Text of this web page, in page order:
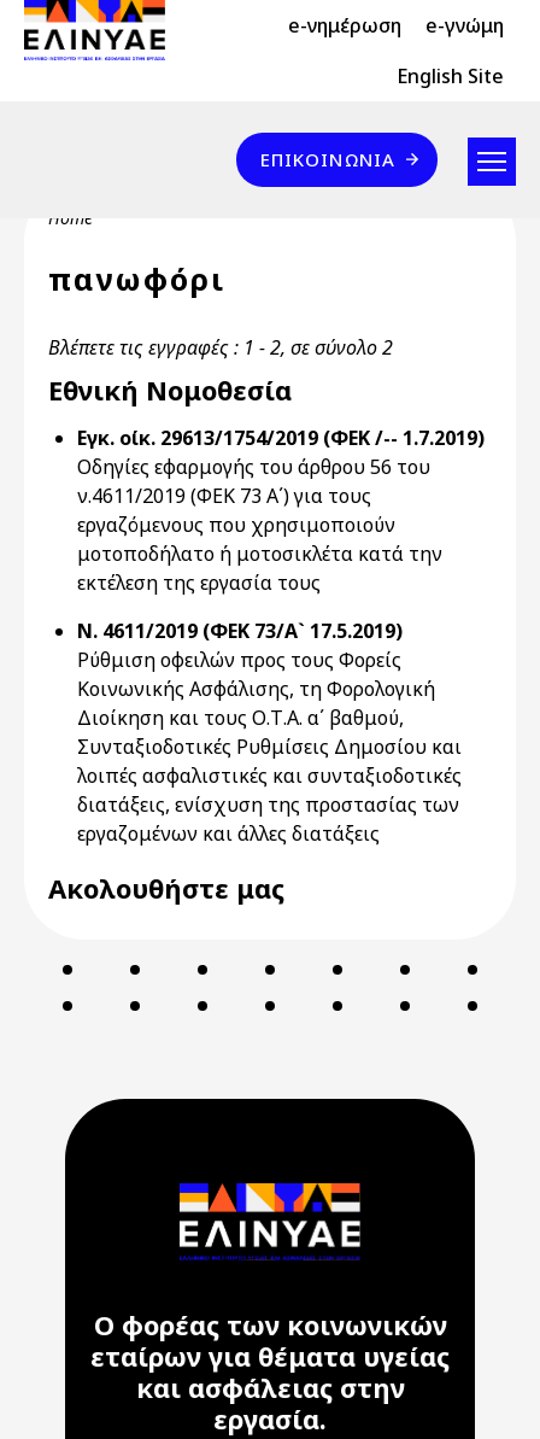
Skip to main content
Header Top 2 e-νημέρωση e-γνώμη
Header Top English Site
Επικοινωνία
ΕΠΙΚΟΙΝΩΝΊΑ
Breadcrumb
Home
πανωφόρι
Βλέπετε τις εγγραφές : 1 - 2, σε σύνολο 2
Εθνική Νομοθεσία
Εγκ. οίκ. 29613/1754/2019 (ΦΕΚ /-- 1.7.2019)
Οδηγίες εφαρμογής του άρθρου 56 του
ν.4611/2019 (ΦΕΚ 73 Α΄) για τους
εργαζόμενους που χρησιμοποιούν
μοτοποδήλατο ή μοτοσικλέτα κατά την
εκτέλεση της εργασία τους
Ν. 4611/2019 (ΦΕΚ 73/Α` 17.5.2019)
Ρύθμιση οφειλών προς τους Φορείς
Κοινωνικής Ασφάλισης, τη Φορολογική
Διοίκηση και τους Ο.Τ.Α. α΄ βαθμού,
Συνταξιοδοτικές Ρυθμίσεις Δημοσίου και
λοιπές ασφαλιστικές και συνταξιοδοτικές
διατάξεις, ενίσχυση της προστασίας των
εργαζομένων και άλλες διατάξεις
Ακολουθήστε μας
Ο φορέας των κοινωνικών
εταίρων για θέματα υγείας
και ασφάλειας στην
εργασία.